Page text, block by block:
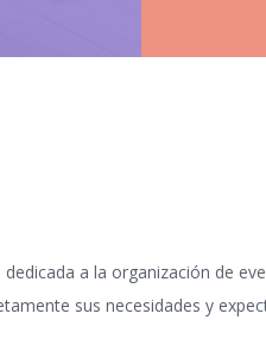
a la organización de
sus necesidades y